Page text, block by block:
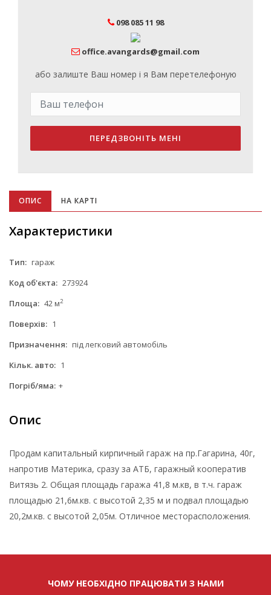
098 085 11 98
office.avangards@gmail.com
або залиште Ваш номер і я Вам перетелефоную
ПЕРЕДЗВОНІТЬ МЕНІ
ОПИС НА КАРТІ
Характеристики
Тип: гараж
Код об'єкта: 273924
Площа: 42 м2
Поверхів: 1
Призначення: під легковий автомобіль
Кільк. авто: 1
Погріб/яма: +
Опис
Продам капитальный кирпичный гараж на пр.Гагарина, 40г,
напротив Материка, сразу за АТБ, гаражный кооператив
Витязь 2. Общая площадь гаража 41,8 м.кв, в т.ч. гараж
площадью 21,6м.кв. с высотой 2,35 м и подвал площадью
20,2м.кв. с высотой 2,05м. Отличное месторасположения.
ЧОМУ НЕОБХІДНО ПРАЦЮВАТИ З НАМИ